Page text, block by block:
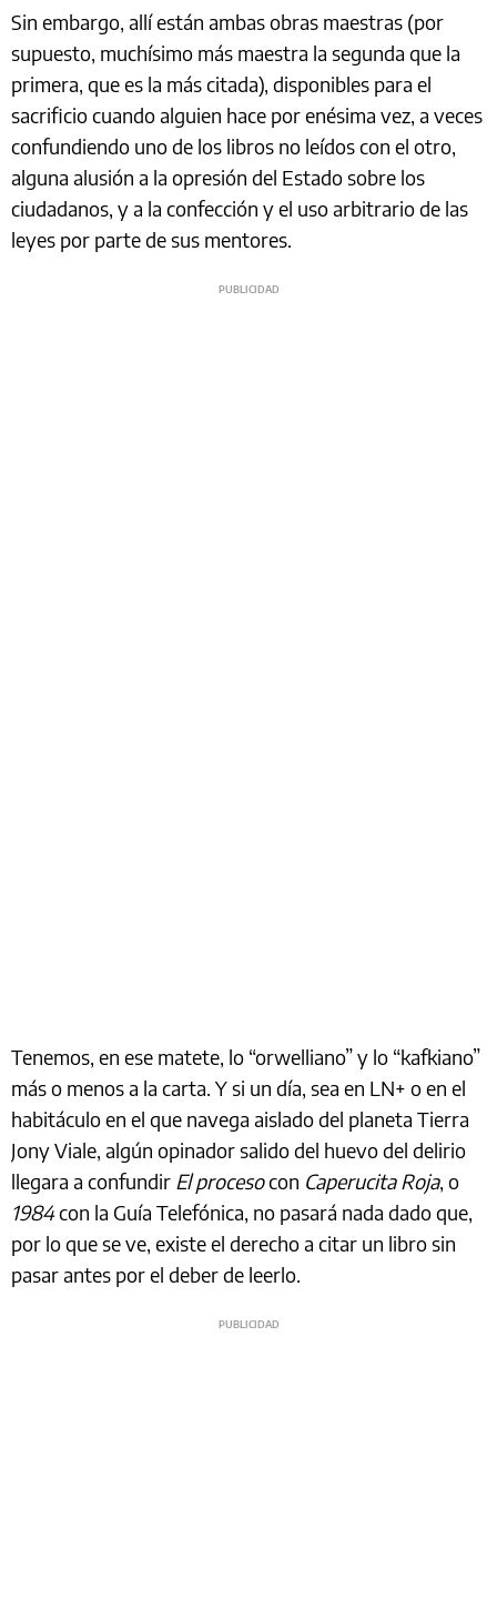
Sin embargo, allí están ambas obras maestras (por
supuesto, muchísimo más maestra la segunda que la
primera, que es la más citada), disponibles para el
sacrificio cuando alguien hace por enésima vez, a veces
confundiendo uno de los libros no leídos con el otro,
alguna alusión a la opresión del Estado sobre los
ciudadanos, y a la confección y el uso arbitrario de las
leyes por parte de sus mentores.
Tenemos, en ese matete, lo “orwelliano” y lo “kafkiano”
más o menos a la carta. Y si un día, sea en LN+ o en el
habitáculo en el que navega aislado del planeta Tierra
Jony Viale, algún opinador salido del huevo del delirio
llegara a confundir El procesocon Caperucita Roja, o
1984con la Guía Telefónica, no pasará nada dado que,
por lo que se ve, existe el derecho a citar un libro sin
pasar antes por el deber de leerlo.